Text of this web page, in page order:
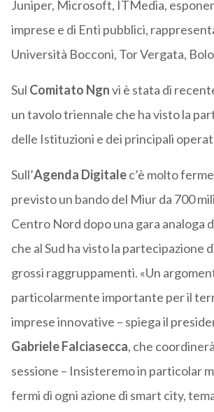
Juniper, Microsoft, ITMedia,
imprese e di Enti pubblici,
Università Bocconi, Tor Vergata,
Sul Comitato Ngnvi è stata di
un tavolo triennale che ha visto la
delle Istituzioni e dei principali
Sull’Agenda Digitalec’è molto
previsto un bando del Miur da 700
Centro Nord dopo una gara analoga
che al Sud ha visto la partecipazione
grossi raggruppamenti. «Un
particolarmente importante per il
imprese innovative – spiega il
Gabriele Falciasecca, che
sessione – Insisteremo in particolar
fermi di ogni azione di smart city,